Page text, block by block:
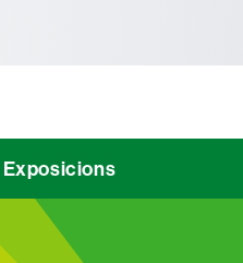
Exposicions